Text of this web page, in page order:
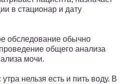
в стационар и дату
обследование обычно
общего анализа
мочи.
нельзя есть и пить воду. В